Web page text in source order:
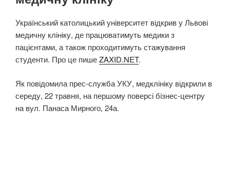
Український католицький університет відкрив у Львові
медичну клініку, де працюватимуть медики з
пацієнтами, а також проходитимуть стажування
студенти. Про це пишеZAXID.NET.
Як повідомила прес-служба УКУ, медклініку відкрили в
середу, 22 травня, на першому поверсі бізнес-центру
на вул. Панаса Мирного, 24а.